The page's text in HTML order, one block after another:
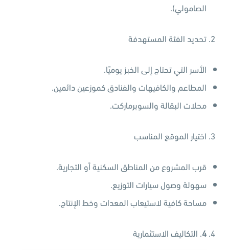
الصامولي).
تحديد الفئة المستهدفة
الأسر التي تحتاج إلى الخبز يوميًا.
المطاعم والكافيهات والفنادق كموزعين دائمين.
محلات البقالة والسوبرماركت.
اختيار الموقع المناسب
قرب المشروع من المناطق السكنية أو التجارية.
سهولة وصول سيارات التوزيع.
مساحة كافية لاستيعاب المعدات وخط الإنتاج.
4. التكاليف الاستثمارية